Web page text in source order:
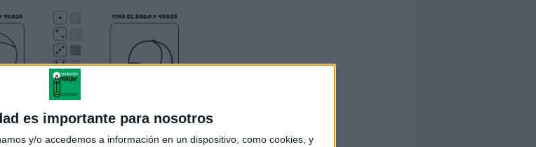
es importante para nosotros
y/o accedemos a información en un dispositivo, como cookies, y